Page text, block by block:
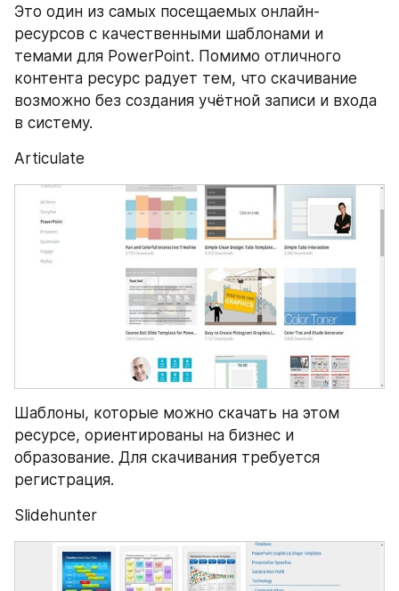
Это один из самых посещаемых онлайн-
ресурсов с качественными шаблонами и
темами для PowerPoint. Помимо отличного
контента ресурс радует тем, что скачивание
возможно без создания учётной записи и входа
в систему.
Articulate
Шаблоны, которые можно скачать на этом
ресурсе, ориентированы на бизнес и
образование. Для скачивания требуется
регистрация.
Slidehunter